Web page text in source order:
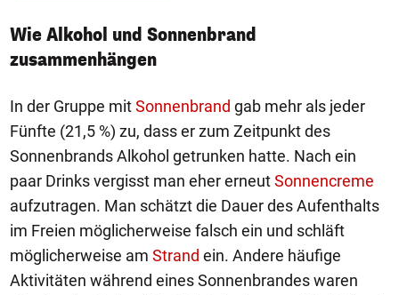
Wie Alkohol und Sonnenbrand
zusammenhängen
In der Gruppe mitSonnenbrand gab mehr als jeder
Fünfte (21,5 %) zu, dass er zum Zeitpunkt des
Sonnenbrands Alkohol getrunken hatte. Nach ein
paar Drinks vergisst man eher erneutSonnencreme
aufzutragen. Man schätzt die Dauer des Aufenthalts
im Freien möglicherweise falsch ein und schläft
möglicherweise am Strand ein. Andere häufige
Aktivitäten während eines Sonnenbrandes waren